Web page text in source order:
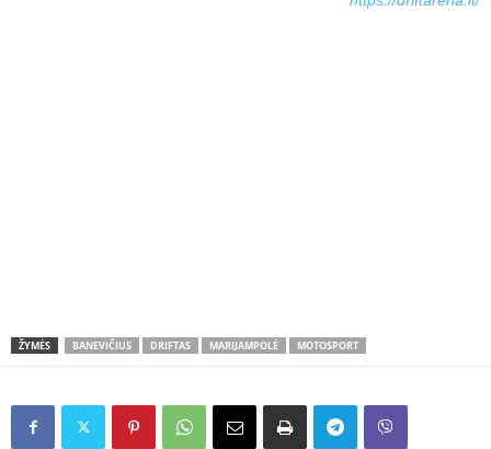
ŽYMĖS BANEVIČIUS DRIFTAS MARIJAMPOLĖ MOTOSPORT